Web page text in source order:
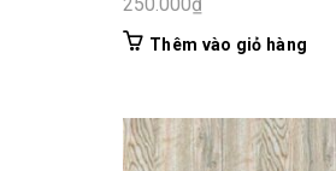
Thêm vào giỏ hàng